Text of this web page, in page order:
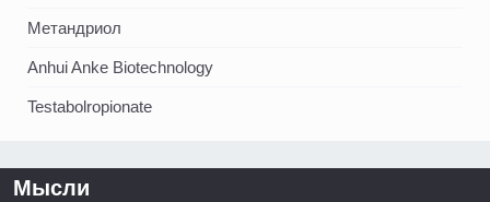
Метандриол
Anhui Anke Biotechnology
Testabolropionate
Мысли